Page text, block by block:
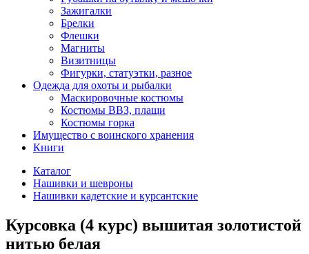
Зажигалки
Брелки
Флешки
Магниты
Визитницы
Фигурки, статуэтки, разное
Одежда для охоты и рыбалки
Маскировочные костюмы
Костюмы ВВЗ, плащи
Костюмы горка
Имущество с воинского хранения
Книги
Каталог
Нашивки и шевроны
Нашивки кадетские и курсантские
Курсовка (4 курс) вышитая золотистой
нитью белая